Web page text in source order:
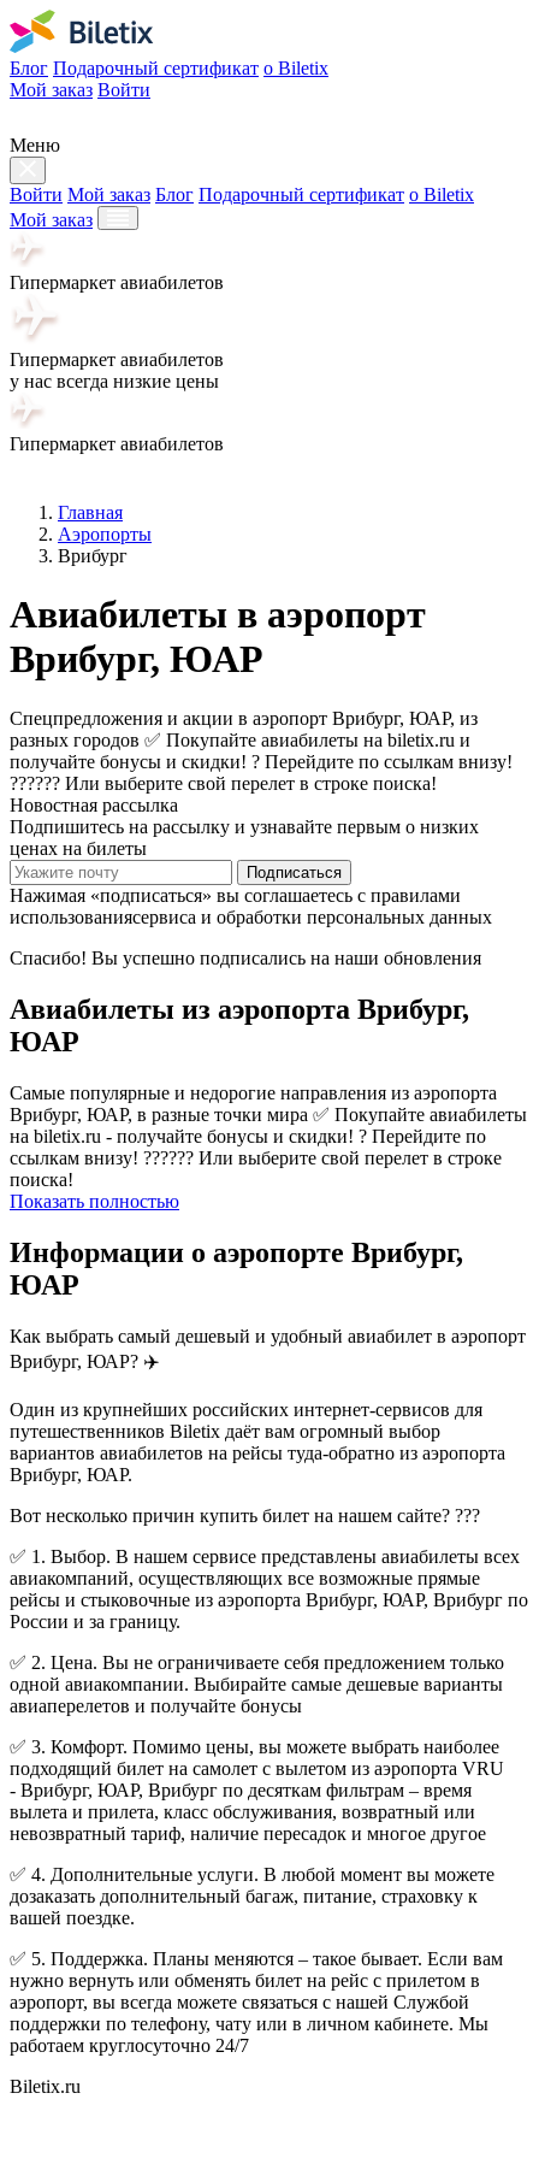
Блог Подарочный сертификат о Biletix
Мой заказ Войти
Меню
Войти Мой заказ Блог Подарочный сертификат о Biletix
Мой заказ
Гипермаркет авиабилетов
Гипермаркет авиабилетов
у нас всегда низкие цены
Гипермаркет авиабилетов
Главная
Аэропорты
Врибург
Авиабилеты в аэропорт
Врибург, ЮАР
Спецпредложения и акции в аэропорт Врибург, ЮАР, из
разных городов ✅ Покупайте авиабилеты на biletix.ru и
получайте бонусы и скидки! ? Перейдите по ссылкам внизу!
?????? Или выберите свой перелет в строке поиска!
Новостная рассылка
Подпишитесь на рассылку и узнавайте первым о низких
ценах на билеты
Подписаться
Нажимая «подписаться» вы соглашаетесь с правилами
использованиясервиса и обработки персональных данных
Спасибо! Вы успешно подписались на наши обновления
Авиабилеты из аэропорта Врибург,
ЮАР
Самые популярные и недорогие направления из аэропорта
Врибург, ЮАР, в разные точки мира ✅ Покупайте авиабилеты
на biletix.ru - получайте бонусы и скидки! ? Перейдите по
ссылкам внизу! ?????? Или выберите свой перелет в строке
поиска!
Показать полностью
Информации о аэропорте Врибург,
ЮАР
Как выбрать самый дешевый и удобный авиабилет в аэропорт
Врибург, ЮАР? ✈️
Один из крупнейших российских интернет-сервисов для
путешественников Biletix даёт вам огромный выбор
вариантов авиабилетов на рейсы туда-обратно из аэропорта
Врибург, ЮАР.
Вот несколько причин купить билет на нашем сайте? ???
✅ 1. Выбор. В нашем сервисе представлены авиабилеты всех
авиакомпаний, осуществляющих все возможные прямые
рейсы и стыковочные из аэропорта Врибург, ЮАР, Врибург по
России и за границу.
✅ 2. Цена. Вы не ограничиваете себя предложением только
одной авиакомпании. Выбирайте самые дешевые варианты
авиаперелетов и получайте бонусы
✅ 3. Комфорт. Помимо цены, вы можете выбрать наиболее
подходящий билет на самолет с вылетом из аэропорта VRU
- Врибург, ЮАР, Врибург по десяткам фильтрам – время
вылета и прилета, класс обслуживания, возвратный или
невозвратный тариф, наличие пересадок и многое другое
✅ 4. Дополнительные услуги. В любой момент вы можете
дозаказать дополнительный багаж, питание, страховку к
вашей поездке.
✅ 5. Поддержка. Планы меняются – такое бывает. Если вам
нужно вернуть или обменять билет на рейс с прилетом в
аэропорт, вы всегда можете связаться с нашей Службой
поддержки по телефону, чату или в личном кабинете. Мы
работаем круглосуточно 24/7
Biletix.ru